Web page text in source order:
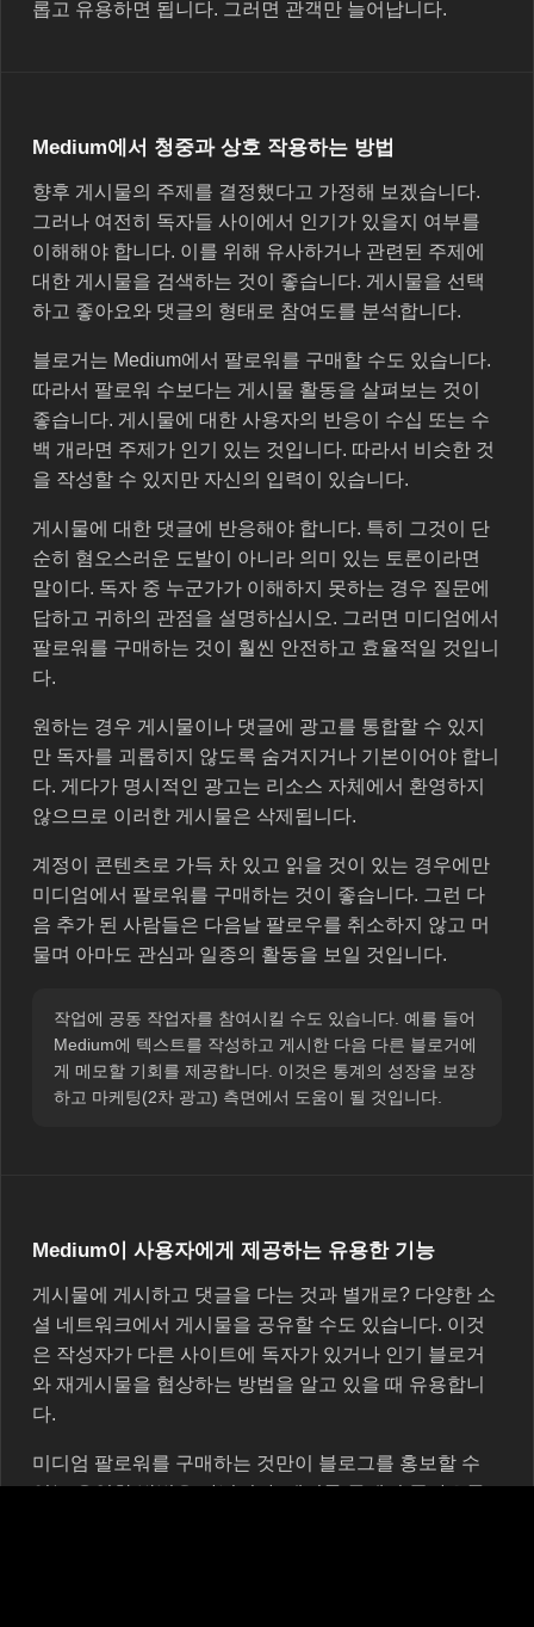
롭고 유용하면 됩니다. 그러면 관객만 늘어납니다.
Medium에서 청중과 상호 작용하는 방법
향후 게시물의 주제를 결정했다고 가정해 보겠습니다.
그러나 여전히 독자들 사이에서 인기가 있을지 여부를
이해해야 합니다. 이를 위해 유사하거나 관련된 주제에
대한 게시물을 검색하는 것이 좋습니다. 게시물을 선택
하고 좋아요와 댓글의 형태로 참여도를 분석합니다.
블로거는 Medium에서 팔로워를 구매할 수도 있습니다.
따라서 팔로워 수보다는 게시물 활동을 살펴보는 것이
좋습니다. 게시물에 대한 사용자의 반응이 수십 또는 수
백 개라면 주제가 인기 있는 것입니다. 따라서 비슷한 것
을 작성할 수 있지만 자신의 입력이 있습니다.
게시물에 대한 댓글에 반응해야 합니다. 특히 그것이 단
순히 혐오스러운 도발이 아니라 의미 있는 토론이라면
말이다. 독자 중 누군가가 이해하지 못하는 경우 질문에
답하고 귀하의 관점을 설명하십시오. 그러면 미디엄에서
팔로워를 구매하는 것이 훨씬 안전하고 효율적일 것입니
다.
원하는 경우 게시물이나 댓글에 광고를 통합할 수 있지
만 독자를 괴롭히지 않도록 숨겨지거나 기본이어야 합니
다. 게다가 명시적인 광고는 리소스 자체에서 환영하지
않으므로 이러한 게시물은 삭제됩니다.
계정이 콘텐츠로 가득 차 있고 읽을 것이 있는 경우에만
미디엄에서 팔로워를 구매하는 것이 좋습니다. 그런 다
음 추가 된 사람들은 다음날 팔로우를 취소하지 않고 머
물며 아마도 관심과 일종의 활동을 보일 것입니다.
작업에 공동 작업자를 참여시킬 수도 있습니다. 예를 들어
Medium에 텍스트를 작성하고 게시한 다음 다른 블로거에
게 메모할 기회를 제공합니다. 이것은 통계의 성장을 보장
하고 마케팅(2차 광고) 측면에서 도움이 될 것입니다.
Medium이 사용자에게 제공하는 유용한 기능
게시물에 게시하고 댓글을 다는 것과 별개로? 다양한 소
셜 네트워크에서 게시물을 공유할 수도 있습니다. 이것
은 작성자가 다른 사이트에 독자가 있거나 인기 블로거
와 재게시물을 협상하는 방법을 알고 있을 때 유용합니
다.
미디엄 팔로워를 구매하는 것만이 블로그를 홍보할 수
있는 유일한 방법은 아닙니다. 게시물 등에서 좋아요를